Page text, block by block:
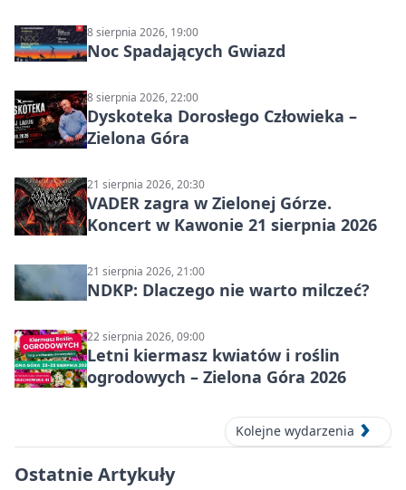
8 sierpnia 2026, 19:00
Noc Spadających Gwiazd
8 sierpnia 2026, 22:00
Dyskoteka Dorosłego Człowieka –
Zielona Góra
21 sierpnia 2026, 20:30
VADER zagra w Zielonej Górze.
Koncert w Kawonie 21 sierpnia 2026
21 sierpnia 2026, 21:00
NDKP: Dlaczego nie warto milczeć?
22 sierpnia 2026, 09:00
Letni kiermasz kwiatów i roślin
ogrodowych – Zielona Góra 2026
Kolejne wydarzenia
Ostatnie Artykuły